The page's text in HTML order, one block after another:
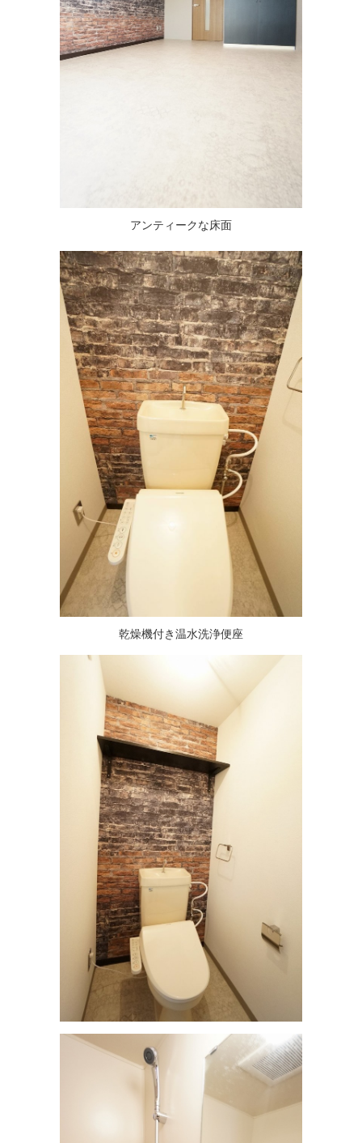
アンティークな床面
乾燥機付き温水洗浄便座